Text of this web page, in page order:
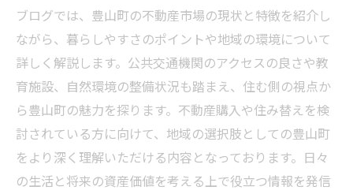
ブログでは、豊山町の不動産市場の現状と特徴を紹介し
ながら、暮らしやすさのポイントや地域の環境について
詳しく解説します。公共交通機関のアクセスの良さや教
育施設、自然環境の整備状況も踏まえ、住む側の視点か
ら豊山町の魅力を探ります。不動産購入や住み替えを検
討されている方に向けて、地域の選択肢としての豊山町
をより深く理解いただける内容となっております。日々
の生活と将来の資産価値を考える上で役立つ情報を発信